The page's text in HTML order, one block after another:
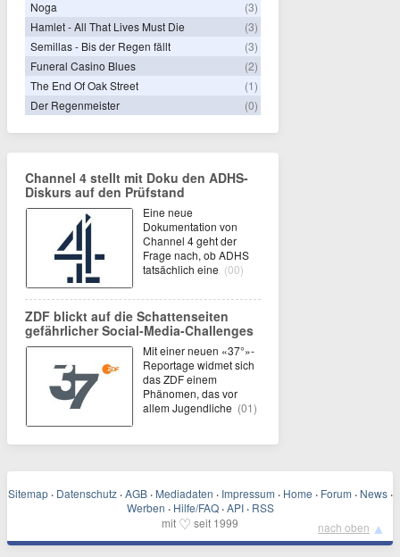
Noga
(3)
Hamlet - All That Lives Must Die
(3)
Semillas - Bis der Regen fällt
(3)
Funeral Casino Blues
(2)
The End Of Oak Street
(1)
Der Regenmeister
(0)
Channel 4 stellt mit Doku den ADHS-
Diskurs auf den Prüfstand
Eine neue
Dokumentation von
Channel 4 geht der
Frage nach, ob ADHS
tatsächlich eine (00)
ZDF blickt auf die Schattenseiten
gefährlicher Social-Media-Challenges
Mit einer neuen «37°»-
Reportage widmet sich
das ZDF einem
Phänomen, das vor
allem Jugendliche (01)
Sitemap · Datenschutz · AGB · Mediadaten · Impressum · Home · Forum · News ·
Werben · Hilfe/FAQ · API · RSS
mit ♡ seit 1999 nach oben ▲